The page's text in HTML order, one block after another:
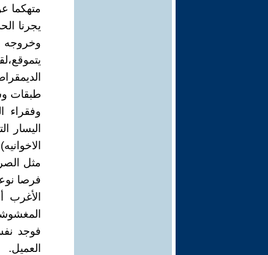
متهكما
يجرنا
وخروجه
طبقات
وفقراء
اليسار
مثل
فرصا
الأغرب
فوجد
العميل.